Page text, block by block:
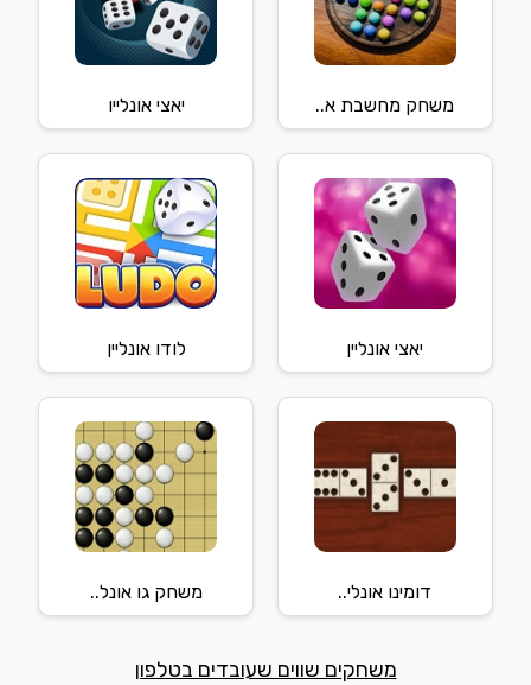
משחק מחשבת א.. יאצי אונלייו
יאצי אונליין לודו אונליין
דומינו אונלי.. משחק גו אונל..
משחקים שווים שעובדים בטלפון